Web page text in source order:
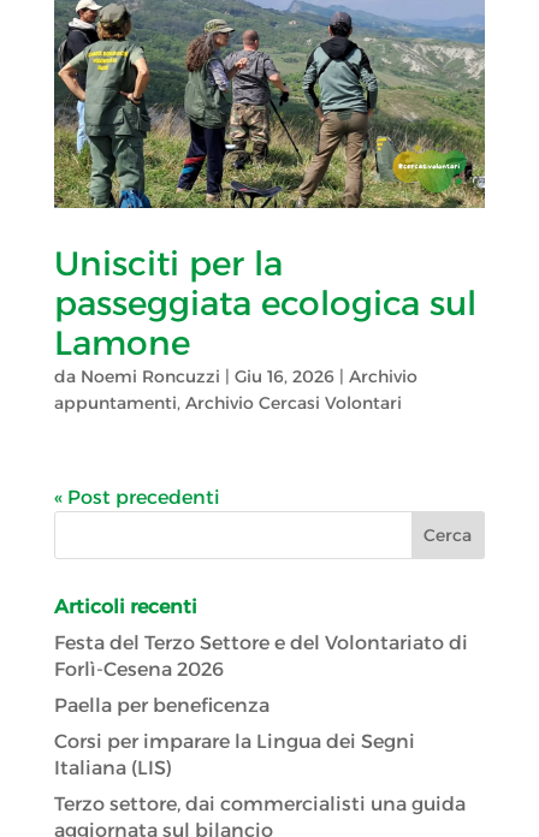
Unisciti per la
passeggiata ecologica sul
Lamone
da Noemi Roncuzzi | Giu 16, 2026| Archivio
appuntamenti, Archivio Cercasi Volontari
« Post precedenti
Articoli recenti
Festa del Terzo Settore e del Volontariato di
Forlì-Cesena 2026
Paella per beneficenza
Corsi per imparare la Lingua dei Segni
Italiana (LIS)
Terzo settore, dai commercialisti una guida
aggiornata sul bilancio